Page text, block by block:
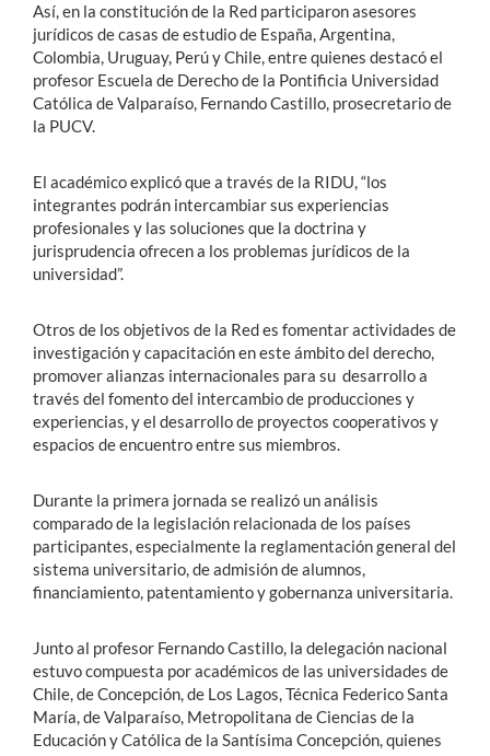
Así, en la constitución de la Red participaron asesores
jurídicos de casas de estudio de España, Argentina,
Colombia, Uruguay, Perú y Chile, entre quienes destacó el
profesor Escuela de Derecho de la Pontificia Universidad
Católica de Valparaíso, Fernando Castillo, prosecretario de
la PUCV.
El académico explicó que a través de la RIDU, “los
integrantes podrán intercambiar sus experiencias
profesionales y las soluciones que la doctrina y
jurisprudencia ofrecen a los problemas jurídicos de la
universidad”.
Otros de los objetivos de la Red es fomentar actividades de
investigación y capacitación en este ámbito del derecho,
promover alianzas internacionales para su desarrollo a
través del fomento del intercambio de producciones y
experiencias, y el desarrollo de proyectos cooperativos y
espacios de encuentro entre sus miembros.
Durante la primera jornada se realizó un análisis
comparado de la legislación relacionada de los países
participantes, especialmente la reglamentación general del
sistema universitario, de admisión de alumnos,
financiamiento, patentamiento y gobernanza universitaria.
Junto al profesor Fernando Castillo, la delegación nacional
estuvo compuesta por académicos de las universidades de
Chile, de Concepción, de Los Lagos, Técnica Federico Santa
María, de Valparaíso, Metropolitana de Ciencias de la
Educación y Católica de la Santísima Concepción, quienes